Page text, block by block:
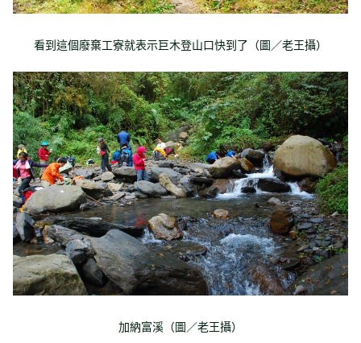
看到這個廢棄工寮就表示巨木登山口快到了（圖／老王攝）
加納富溪（圖／老王攝）